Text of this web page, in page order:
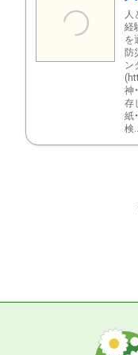
人
経
を
防
ン
神
存
紙
検